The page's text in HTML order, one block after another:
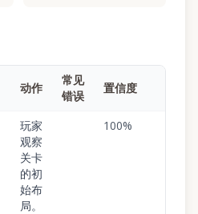
动作
常见
错误
置信度
玩家
观察
关卡
的初
始布
局。
100%